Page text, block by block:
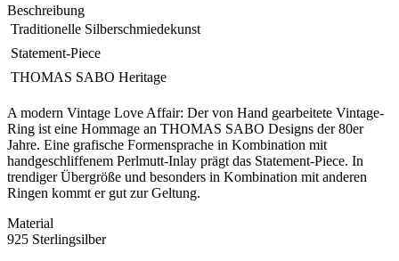
Beschreibung
 Traditionelle Silberschmiedekunst
 Statement-Piece
 THOMAS SABO Heritage
A modern Vintage Love Affair: Der von Hand gearbeitete Vintage-
Ring ist eine Hommage an THOMAS SABO Designs der 80er
Jahre. Eine grafische Formensprache in Kombination mit
handgeschliffenem Perlmutt-Inlay prägt das Statement-Piece. In
trendiger Übergröße und besonders in Kombination mit anderen
Ringen kommt er gut zur Geltung.
Material
925 Sterlingsilber